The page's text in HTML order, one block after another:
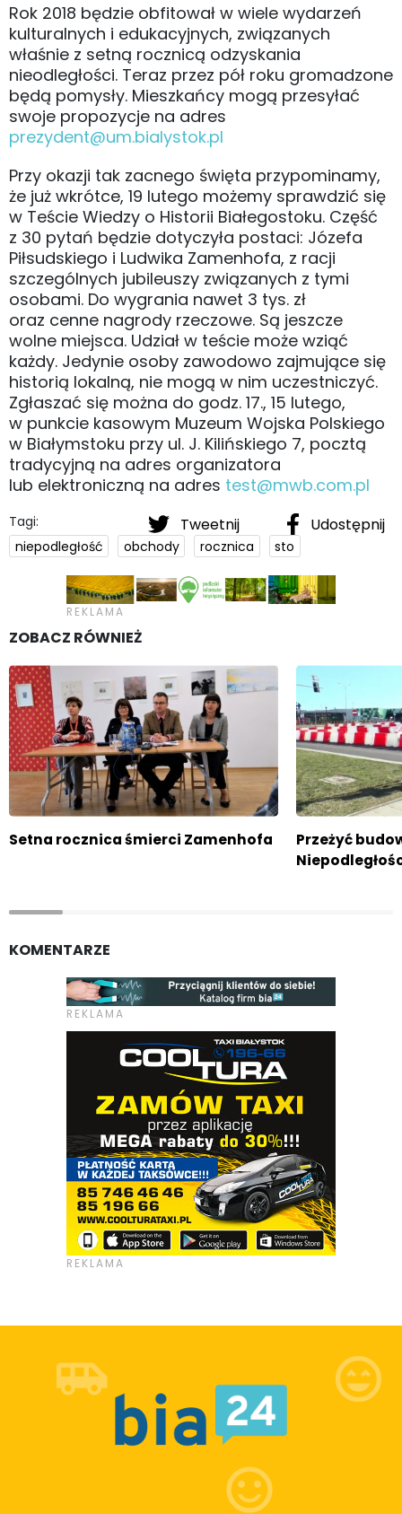
Rok 2018 będzie obfitował w wiele wydarzeń
kulturalnych i edukacyjnych, związanych
właśnie z setną rocznicą odzyskania
nieodległości. Teraz przez pół roku gromadzone
będą pomysły. Mieszkańcy mogą przesyłać
swoje propozycje na adres
prezydent@um.bialystok.pl
Przy okazji tak zacnego święta przypominamy,
że już wkrótce, 19 lutego możemy sprawdzić się
w Teście Wiedzy o Historii Białegostoku. Część
z 30 pytań będzie dotyczyła postaci: Józefa
Piłsudskiego i Ludwika Zamenhofa, z racji
szczególnych jubileuszy związanych z tymi
osobami. Do wygrania nawet 3 tys. zł
oraz cenne nagrody rzeczowe. Są jeszcze
wolne miejsca. Udział w teście może wziąć
każdy. Jedynie osoby zawodowo zajmujące się
historią lokalną, nie mogą w nim uczestniczyć.
Zgłaszać się można do godz. 17., 15 lutego,
w punkcie kasowym Muzeum Wojska Polskiego
w Białymstoku przy ul. J. Kilińskiego 7, pocztą
tradycyjną na adres organizatora
lub elektroniczną na adres test@mwb.com.pl
Tweetnij Udostępnij
Tagi:
niepodległość
obchody rocznica sto
ZOBACZ RÓWNIEŻ
Setna rocznica śmierci Zamenhofa
Przeżyć
KOMENTARZE